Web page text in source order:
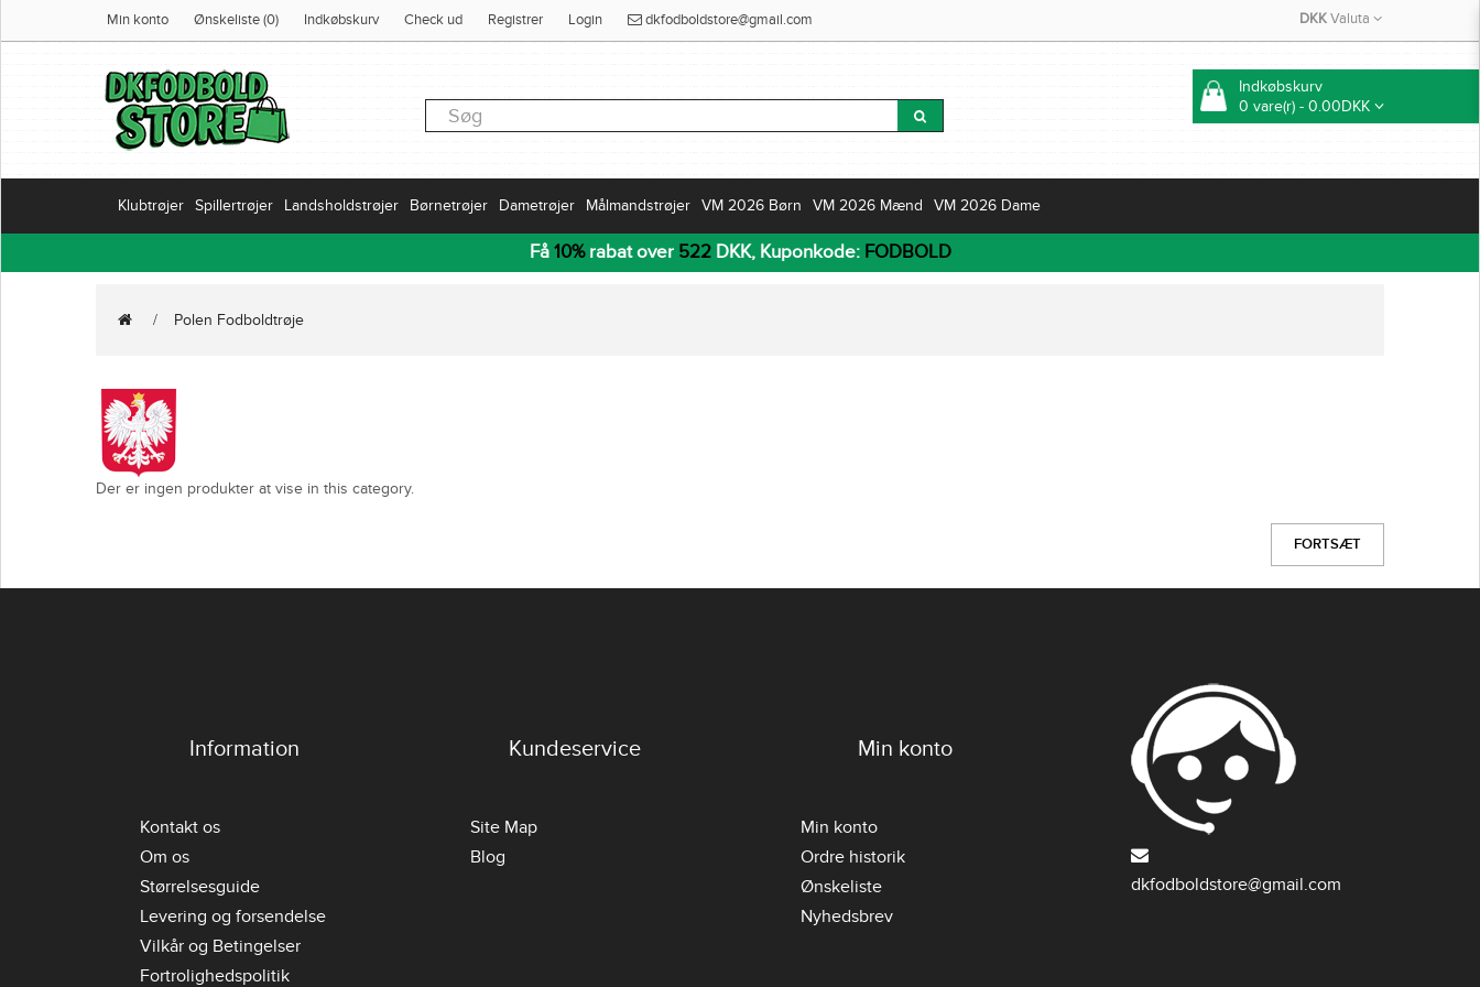
Min konto Ønskeliste (0) Indkøbskurv Check ud Registrer Login dkfodboldstore@gmail.com DKKValuta
Indkøbskurv
0 vare(r) - 0.00DKK
Klubtrøjer Spillertrøjer Landsholdstrøjer Børnetrøjer Dametrøjer Målmandstrøjer VM 2026 Børn VM 2026 Mænd VM 2026 Dame
Få 10%rabat over 522DKK, Kuponkode: FODBOLD
Polen Fodboldtrøje
Der er ingen produkter at vise in this category.
FORTSÆT
Information
Kontakt os
Om os
Størrelsesguide
Levering og forsendelse
Vilkår og Betingelser
Fortrolighedspolitik
Kundeservice
Site Map
Blog
Min konto
Min konto
Ordre historik
Ønskeliste
Nyhedsbrev
dkfodboldstore@gmail.com